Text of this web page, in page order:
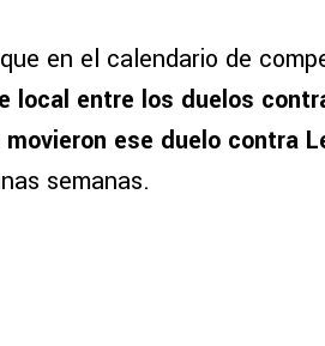
en el calendario de
local entre los duelos
ese duelo contra
semanas.